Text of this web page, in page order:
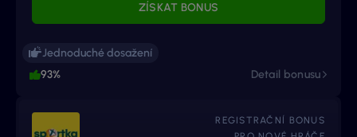
ZÍSKAT BONUS
Jednoduché dosažení
93%
Detail bonusu
REGISTRAČNÍ BONUS